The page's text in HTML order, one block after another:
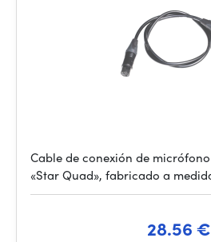
Cable de conexión de micrófono
«Star Quad», fabricado a
28.56 €